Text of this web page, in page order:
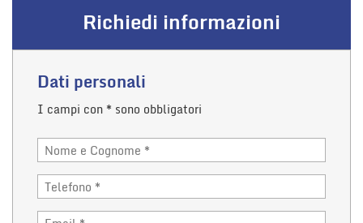
Richiedi informazioni
Dati personali
I campi con * sono obbligatori